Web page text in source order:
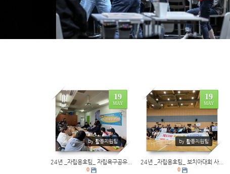
19
MAY
by 활동지원팀
0
24년 _자립옹호팀_ 자립욕구공유...
0
19
MAY
by 활동지원팀
0
24년 _자립옹호팀_ 보치아대회 사...
0